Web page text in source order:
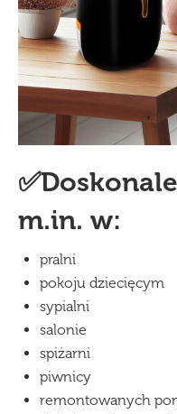
m.in. w:
pralni
pokoju dziecięcym
sypialni
salonie
spiżarni
piwnicy
remontowanych